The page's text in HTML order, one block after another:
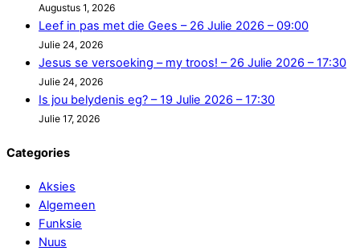
Augustus 1, 2026
Leef in pas met die Gees – 26 Julie 2026 – 09:00
Julie 24, 2026
Jesus se versoeking – my troos! – 26 Julie 2026 – 17:30
Julie 24, 2026
Is jou belydenis eg? – 19 Julie 2026 – 17:30
Julie 17, 2026
Categories
Aksies
Algemeen
Funksie
Nuus